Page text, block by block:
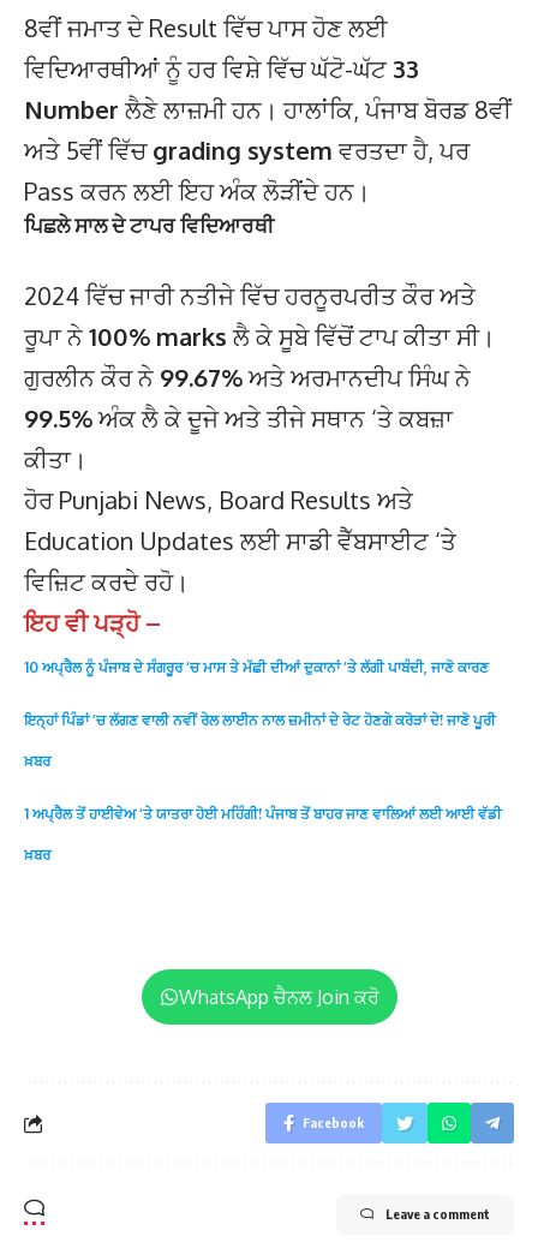
8ਵੀਂ ਜਮਾਤ ਦੇ Result ਵਿੱਚ ਪਾਸ ਹੋਣ ਲਈ
ਵਿਦਿਆਰਥੀਆਂ ਨੂੰ ਹਰ ਵਿਸ਼ੇ ਵਿੱਚ ਘੱਟੋ-ਘੱਟ33
Numberਲੈਣੇ ਲਾਜ਼ਮੀ ਹਨ। ਹਾਲਾਂਕਿ, ਪੰਜਾਬ ਬੋਰਡ 8ਵੀਂ
ਅਤੇ 5ਵੀਂ ਵਿੱਚgrading systemਵਰਤਦਾ ਹੈ, ਪਰ
Pass ਕਰਨ ਲਈ ਇਹ ਅੰਕ ਲੋੜੀਂਦੇ ਹਨ।
ਪਿਛਲੇ ਸਾਲ ਦੇ ਟਾਪਰ ਵਿਦਿਆਰਥੀ
2024 ਵਿੱਚ ਜਾਰੀ ਨਤੀਜੇ ਵਿੱਚ ਹਰਨੂਰਪਰੀਤ ਕੌਰ ਅਤੇ
ਰੂਪਾ ਨੇ100% marksਲੈ ਕੇ ਸੂਬੇ ਵਿੱਚੋਂ ਟਾਪ ਕੀਤਾ ਸੀ।
ਗੁਰਲੀਨ ਕੌਰ ਨੇ 99.67%ਅਤੇ ਅਰਮਾਨਦੀਪ ਸਿੰਘ ਨੇ
99.5%ਅੰਕ ਲੈ ਕੇ ਦੂਜੇ ਅਤੇ ਤੀਜੇ ਸਥਾਨ ‘ਤੇ ਕਬਜ਼ਾ
ਕੀਤਾ।
ਹੋਰ Punjabi News, Board Results ਅਤੇ
Education Updates ਲਈ ਸਾਡੀ ਵੈੱਬਸਾਈਟ ‘ਤੇ
ਵਿਜ਼ਿਟ ਕਰਦੇ ਰਹੋ।
ਇਹ ਵੀ ਪੜ੍ਹੋ –
10 ਅਪ੍ਰੈਲ ਨੂੰ ਪੰਜਾਬ ਦੇ ਸੰਗਰੂਰ ‘ਚ ਮਾਸ ਤੇ ਮੱਛੀ ਦੀਆਂ ਦੁਕਾਨਾਂ ‘ਤੇ ਲੱਗੀ ਪਾਬੰਦੀ, ਜਾਣੋ ਕਾਰਣ
ਇਨ੍ਹਾਂ ਪਿੰਡਾਂ ’ਚ ਲੱਗਣ ਵਾਲੀ ਨਵੀਂ ਰੇਲ ਲਾਈਨ ਨਾਲ ਜ਼ਮੀਨਾਂ ਦੇ ਰੇਟ ਹੋਣਗੇ ਕਰੋੜਾਂ ਦੇ! ਜਾਣੋ ਪੂਰੀ
ਖ਼ਬਰ
1 ਅਪ੍ਰੈਲ ਤੋਂ ਹਾਈਵੇਅ ‘ਤੇ ਯਾਤਰਾ ਹੋਈ ਮਹਿੰਗੀ! ਪੰਜਾਬ ਤੋਂ ਬਾਹਰ ਜਾਣ ਵਾਲਿਆਂ ਲਈ ਆਈ ਵੱਡੀ
ਖ਼ਬਰ
WhatsApp ਚੈਨਲ Join ਕਰੋ
Facebook
Leave a comment